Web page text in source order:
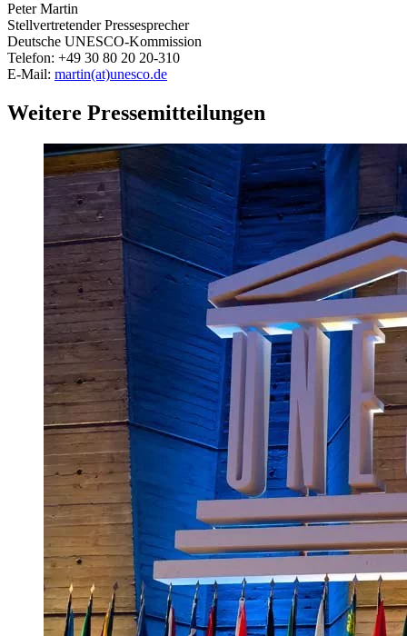
Peter Martin
Stellvertretender Pressesprecher
Deutsche UNESCO-Kommission
Telefon: +49 30 80 20 20-310
E-Mail: martin(at)unesco.de
Weitere Pressemitteilungen